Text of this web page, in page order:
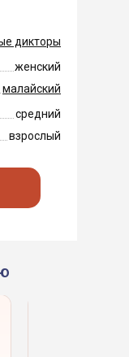
дикторы
женский
малайский
средний
взрослый